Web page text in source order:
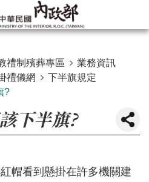
禮制殯葬專區
業務資訊
禮儀網
下半旗規定
?
下半旗?
帽看到懸掛在許多機關建